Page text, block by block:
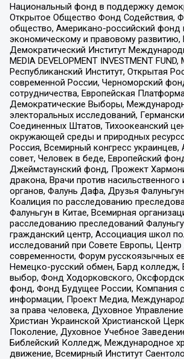
Национальный фонд в поддержку
Открытое Общество Фонд Содействия,
общество, Американо-российский фонд
экономическому и правовому
Демократический Институт
MEDIA DEVELOPMENT INVESTMENT
Республиканский Институт, Открытая
современной России, Черноморский
сотрудничества, Европейская
Демократические Выборы,
электоральных исследований,
Соединенных Штатов, Тихоокеанский
окружающей среды и природных
Россия, Всемирный конгресс украинцев,
совет, Человек в беде, Европейский
Джеймстаунский фонд, Прожект
дракона, Врачи против насильственного
органов, Фалунь Дафа, Друзья
Коалиция по расследованию
Фалуньгун в Китае, Всемирная
расследованию преследований
гражданский центр, Ассоциация школ
исследований при Совете Европы, Центр
современности, Форум русскоязычных
Немецко-русский обмен, Бард колледж,
выбор, Фонд Ходорковского,
фонд, Фонд Будущее России, Компания
информации, Проект Медиа,
за права человека, Духовное
Христиан Украинской Христианской
Поколение, Духовное Учебное
Библейский Колледж, Международное
движение, Всемирный Институт